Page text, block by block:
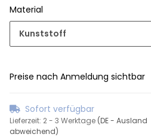
Material
Kunststoff
Preise nach Anmeldung sichtbar
Sofort verfügbar
Lieferzeit: 2 - 3 Werktage (DE - Ausland
abweichend)